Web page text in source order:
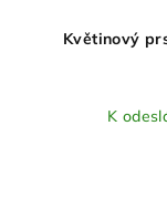
Květinový
K